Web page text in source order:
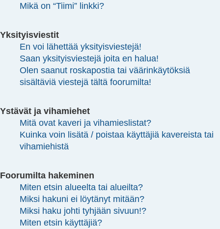
Mikä on “Tiimi” linkki?
Yksityisviestit
En voi lähettää yksityisviestejä!
Saan yksityisviestejä joita en halua!
Olen saanut roskapostia tai väärinkäytöksiä
sisältäviä viestejä tältä foorumilta!
Ystävät ja vihamiehet
Mitä ovat kaveri ja vihamieslistat?
Kuinka voin lisätä / poistaa käyttäjiä kavereista tai
vihamiehistä
Foorumilta hakeminen
Miten etsin alueelta tai alueilta?
Miksi hakuni ei löytänyt mitään?
Miksi haku johti tyhjään sivuun!?
Miten etsin käyttäjiä?